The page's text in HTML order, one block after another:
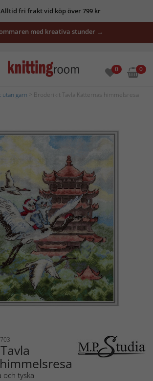
Alltid fri frakt vid köp över 799 kr
med kreativa stunder →
0 0
garn > Broderikit Tavla Katternas himmelsresa
och tyska